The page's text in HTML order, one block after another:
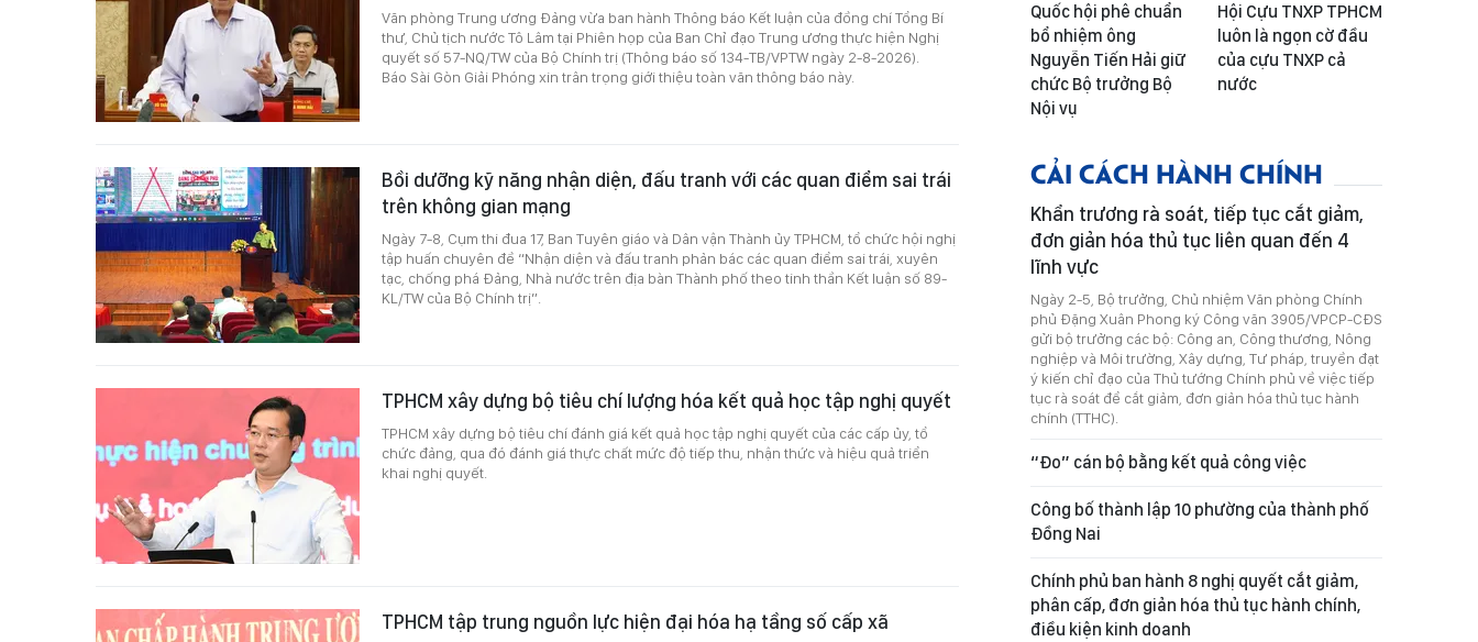
Văn phòng Trung ương Đảng vừa ban hành Thông báo Kết luận của đồng chí Tổng Bí
thư, Chủ tịch nước Tô Lâm tại Phiên họp của Ban Chỉ đạo Trung ương thực hiện Nghị
quyết số 57-NQ/TW của Bộ Chính trị (Thông báo số 134-TB/VPTW ngày 2-8-2026).
Báo Sài Gòn Giải Phóng xin trân trọng giới thiệu toàn văn thông báo này.
Bồi dưỡng kỹ năng nhận diện, đấu tranh với các quan điểm sai trái
trên không gian mạng
Ngày 7-8, Cụm thi đua 17, Ban Tuyên giáo và Dân vận Thành ủy TPHCM, tổ chức hội nghị
tập huấn chuyên đề “Nhận diện và đấu tranh phản bác các quan điểm sai trái, xuyên
tạc, chống phá Đảng, Nhà nước trên địa bàn Thành phố theo tinh thần Kết luận số 89-
KL/TW của Bộ Chính trị”.
TPHCM xây dựng bộ tiêu chí lượng hóa kết quả học tập nghị quyết
TPHCM xây dựng bộ tiêu chí đánh giá kết quả học tập nghị quyết của các cấp ủy, tổ
chức đảng, qua đó đánh giá thực chất mức độ tiếp thu, nhận thức và hiệu quả triển
khai nghị quyết.
TPHCM tập trung nguồn lực hiện đại hóa hạ tầng số cấp xã
Quốc hội phê chuẩn
bổ nhiệm ông
Nguyễn Tiến Hải giữ
chức Bộ trưởng Bộ
Nội vụ
Hội Cựu TNXP TPHCM
luôn là ngọn cờ đầu
của cựu TNXP cả
nước
CẢI CÁCH HÀNH CHÍNH
Khẩn trương rà soát, tiếp tục cắt giảm,
đơn giản hóa thủ tục liên quan đến 4
lĩnh vực
Ngày 2-5, Bộ trưởng, Chủ nhiệm Văn phòng Chính
phủ Đặng Xuân Phong ký Công văn 3905/VPCP-CĐS
gửi bộ trưởng các bộ: Công an, Công thương, Nông
nghiệp và Môi trường, Xây dựng, Tư pháp, truyền đạt
ý kiến chỉ đạo của Thủ tướng Chính phủ về việc tiếp
tục rà soát để cắt giảm, đơn giản hóa thủ tục hành
chính (TTHC).
“Đo” cán bộ bằng kết quả công việc
Công bố thành lập 10 phường của thành phố
Đồng Nai
Chính phủ ban hành 8 nghị quyết cắt giảm,
phân cấp, đơn giản hóa thủ tục hành chính,
điều kiện kinh doanh